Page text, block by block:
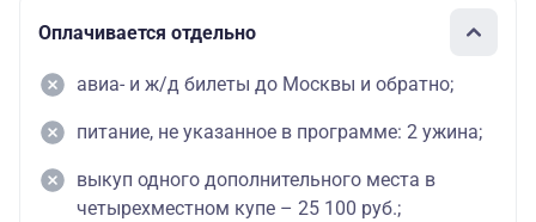
Оплачивается отдельно
авиа- и ж/д билеты до Москвы и обратно;
питание, не указанное в программе: 2 ужина;
выкуп одного дополнительного места в
четырехместном купе – 25 100 руб.;